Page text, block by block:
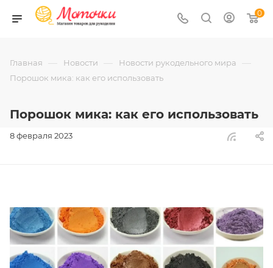
0
Главная — Новости — Новости рукодельного мира —
Порошок мика: как его использовать
Порошок мика: как его использовать
8 февраля 2023